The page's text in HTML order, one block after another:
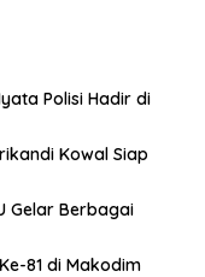
Polisi Hadir di
Kowal Siap
Gelar Berbagai
81 di Makodim